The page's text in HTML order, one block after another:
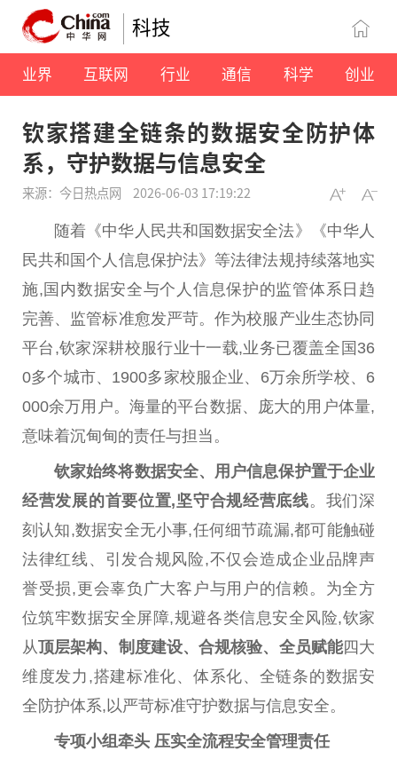
科技
业界 互联网 行业 通信 科学 创业
钦家搭建全链条的数据安全防护体
系，守护数据与信息安全
来源：今日热点网 2026-06-03 17:19:22
随着《中华 人民共和国数据安全法》《中华 人
民共和国个人信息保护法》等法律法规持续落地实
施,国内数据安全与个人信息保护的监管体系日趋
完善、监管标准愈发严苛。作为校服产业生态协同
平台 ,钦家深耕校服行业十一载,业务已覆盖全国36
0多个城市、1900多家校服企业、6万余所学校、6
000余万用户。海量的平台数据、庞大的用户体量,
意味着沉甸甸的责任与担当。
钦家始终将数据安全、用户信息保护置于企业
经营发展的首要位置,坚守合规经营底线。我们深
刻认知,数据安全无小事,任何细节疏漏,都可能触碰
法律红线、引发合规风险,不仅会造成企业品牌声
誉受损,更会辜负广大客户与用户的信赖。为全方
位筑牢数据安全屏障,规避各类信息安全风险,钦家
从顶层架构、制度建设、合规核验、全员赋能四大
维度发力,搭建标准化、体系化、全链条的数据安
全防护体系,以严苛标准守护数据与信息安全。
专项小组牵头 压实全流程安全管理责任